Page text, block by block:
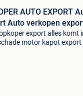
AUTO EXPORT
Auto verkopen
export alles komt
motor kapot export